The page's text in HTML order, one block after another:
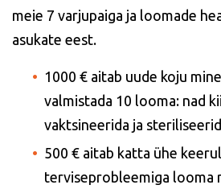
meie 7 varjupaiga ja loomade
asukate eest.
1000 € aitab uude koju
valmistada 10 looma: nad
vaktsineerida ja
500 € aitab katta ühe
terviseprobleemiga looma